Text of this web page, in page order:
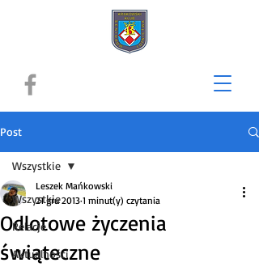
Post
Wszystkie
Relacje
Aktualności
Wszystkie
Odlotowe życzenia
świąteczne
Leszek Mańkowski
21 gru 2013 1 minut(y) czytania